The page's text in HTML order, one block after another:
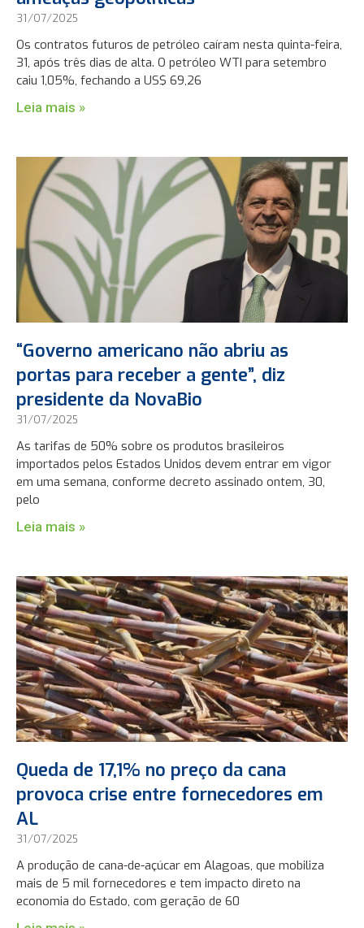
31/07/2025
Os contratos futuros de petróleo caíram nesta quinta-feira,
31, após três dias de alta. O petróleo WTI para setembro
caiu 1,05%, fechando a US$ 69,26
Leia mais »
“Governo americano não abriu as
portas para receber a gente”, diz
presidente da NovaBio
31/07/2025
As tarifas de 50% sobre os produtos brasileiros
importados pelos Estados Unidos devem entrar em vigor
em uma semana, conforme decreto assinado ontem, 30,
pelo
Leia mais »
Queda de 17,1% no preço da cana
provoca crise entre fornecedores em
AL
31/07/2025
A produção de cana-de-açúcar em Alagoas, que mobiliza
mais de 5 mil fornecedores e tem impacto direto na
economia do Estado, com geração de 60